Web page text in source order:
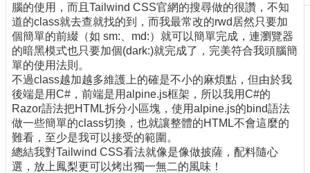
服
務
專
題
報
導
技
術
論
壇
腦的使用，而且Tailwind CSS官網的搜尋做的很讚，不知
道的class就去查就找的到，而我最常改的rwd居然只要加
個簡單的前綴（如 sm:、md:）就可以簡單完成，連瀏覽器
的暗黑模式也只要加個(dark:)就完成了，完美符合我頭腦簡
單的使用法則。
不過class越加越多維護上的確是不小的麻煩點，但由於我
後端是用C#，前端是用alpine.js框架，所以我用C#的
Razor語法把HTML拆分小區塊，使用alpine.js的bind語法
做一些簡單的class切換，也就讓整體的HTML不會這麼的
難看，至少是我可以接受的範圍。
總結我對Tailwind CSS看法就像是像做披薩，配料隨心
選，放上鳳梨更可以烤出獨一無二的風味！